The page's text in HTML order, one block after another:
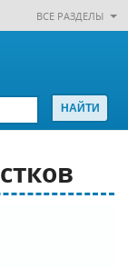
ВСЕ РАЗДЕЛЫ